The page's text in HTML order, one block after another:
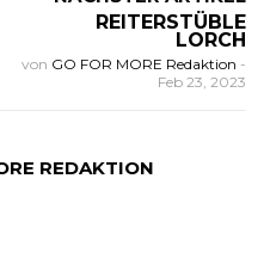
REITERSTÜBLE
LORCH
von GO FOR MORE Redaktion -
Feb 23, 2023
REDAKTION